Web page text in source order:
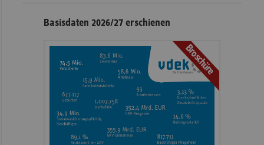
Basisdaten 2026/27 erschienen
Broschüre